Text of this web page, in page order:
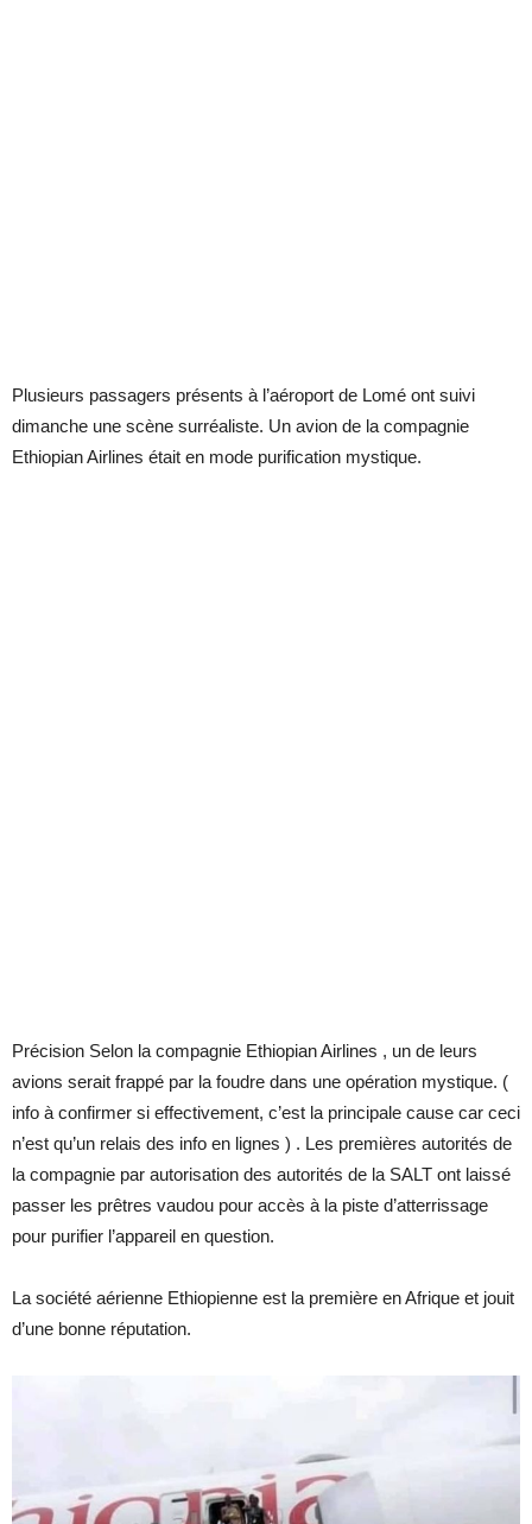
Plusieurs passagers présents à l’aéroport de Lomé ont suivi
dimanche une scène surréaliste. Un avion de la compagnie
Ethiopian Airlines était en mode purification mystique.
Précision Selon la compagnie Ethiopian Airlines , un de leurs
avions serait frappé par la foudre dans une opération mystique. (
info à confirmer si effectivement, c’est la principale cause car ceci
n’est qu’un relais des info en lignes ) . Les premières autorités de
la compagnie par autorisation des autorités de la SALT ont laissé
passer les prêtres vaudou pour accès à la piste d’atterrissage
pour purifier l’appareil en question.
La société aérienne Ethiopienne est la première en Afrique et jouit
d’une bonne réputation.